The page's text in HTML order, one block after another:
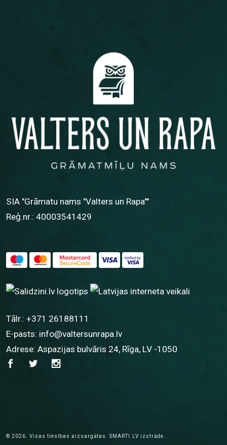
SIA "Grāmatu nams "Valters un Rapa""
Reģ.nr.: 40003541429
Tālr.: +371 26188111
E-pasts: info@valtersunrapa.lv
Adrese: Aspazijas bulvāris 24, Rīga, LV -1050
© 2026. Visas tiesības aizsargātas. SMARTI.LV izstrāde.